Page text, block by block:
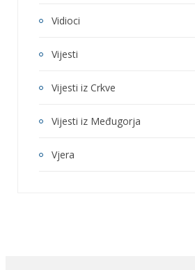
Vidioci
Vijesti
Vijesti iz Crkve
Vijesti iz Međugorja
Vjera